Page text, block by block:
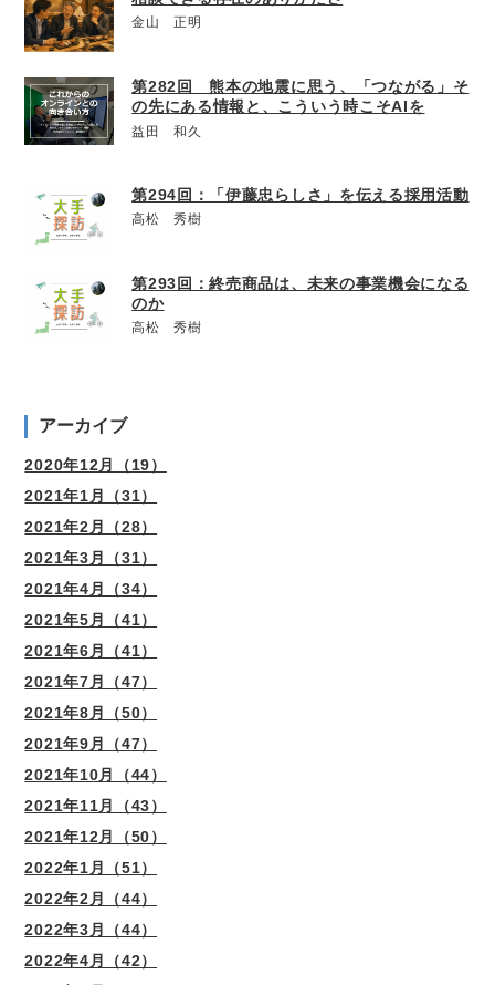
金山 正明
第282回 熊本の地震に思う、「つながる」そ
の先にある情報と、こういう時こそAIを
益田 和久
第294回：「伊藤忠らしさ」を伝える採用活動
高松 秀樹
第293回：終売商品は、未来の事業機会になる
のか
高松 秀樹
アーカイブ
2020年12月（19）
2021年1月（31）
2021年2月（28）
2021年3月（31）
2021年4月（34）
2021年5月（41）
2021年6月（41）
2021年7月（47）
2021年8月（50）
2021年9月（47）
2021年10月（44）
2021年11月（43）
2021年12月（50）
2022年1月（51）
2022年2月（44）
2022年3月（44）
2022年4月（42）